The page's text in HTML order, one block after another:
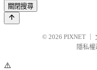
關閉搜尋
© 2026 PIXNET
隱私
⚠️